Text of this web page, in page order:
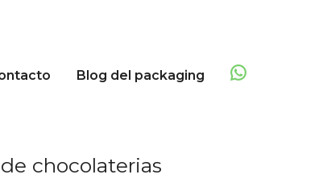
Blog del packaging
chocolaterias